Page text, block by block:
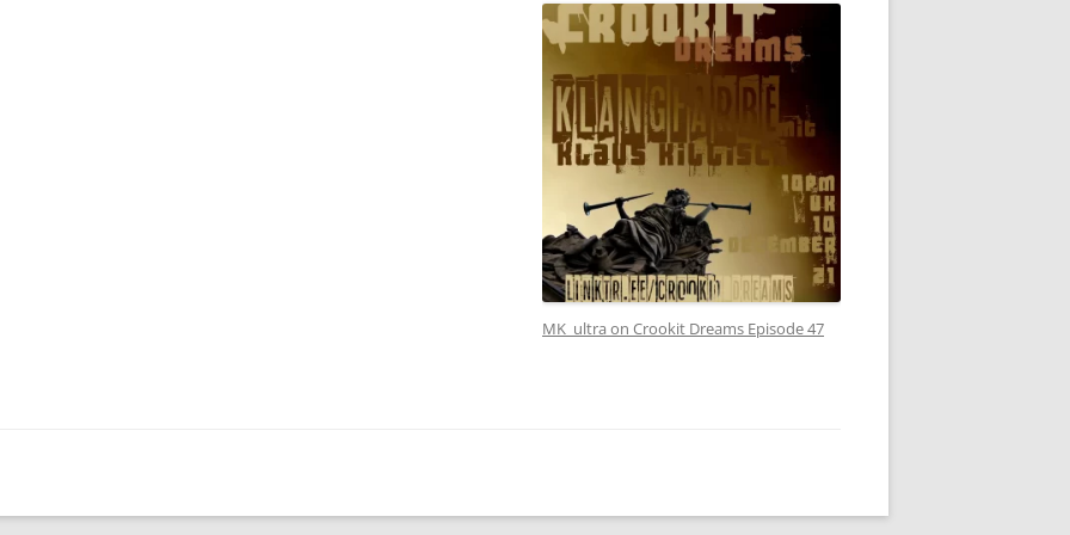
MK_ultra on Crookit Dreams Episode 47